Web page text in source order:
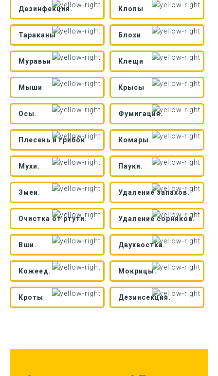
Дезинфекция. Клопы
Тараканы Блохи
Муравьи Клещи
Мыши Крысы
Осы. Фумигация.
Плесень и грибок Комары.
Мухи. Пауки.
Змеи. Удаление запахов.
Очистка от ртути. Удаление сорняков.
Вши. Двухвостка.
Кожеед. Мокрицы.
Кроты Дезинсекция.